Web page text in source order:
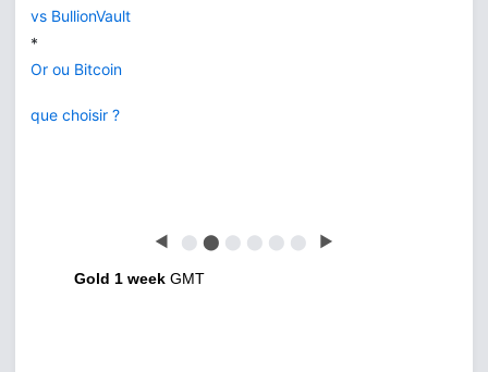
vs BullionVault
*
Or ou Bitcoin
que choisir ?
◀ ⬤ ⬤ ⬤ ⬤ ⬤ ⬤ ▶
Gold 1 week GMT